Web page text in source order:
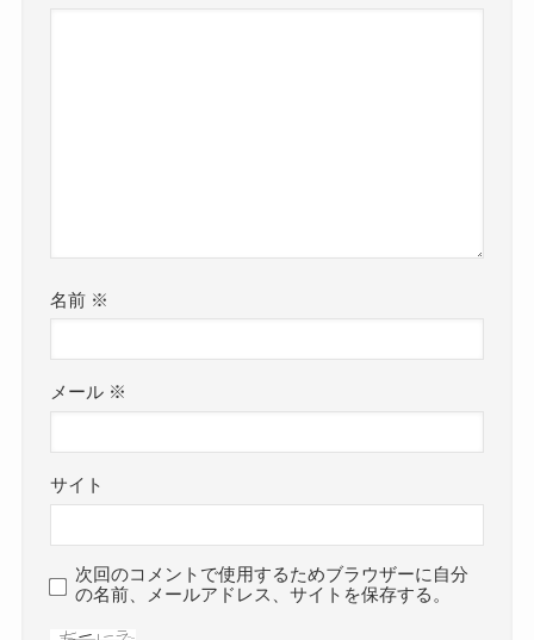
名前 ※
メール ※
サイト
次回のコメントで使用するためブラウザーに自分
の名前、メールアドレス、サイトを保存する。